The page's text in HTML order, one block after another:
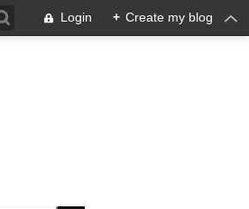
Login + Create my blog